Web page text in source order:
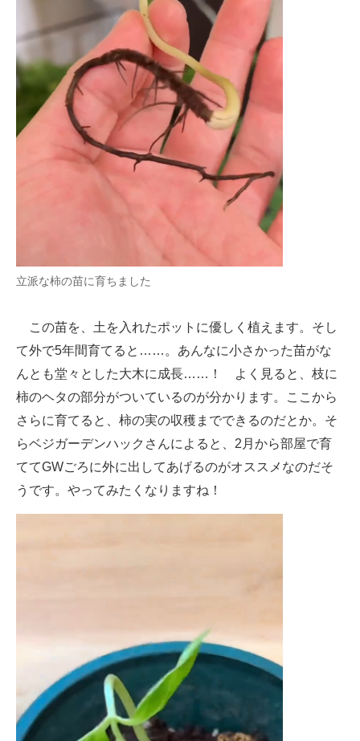
立派な柿の苗に育ちました
この苗を、土を入れたポットに優しく植えます。そし
て外で5年間育てると……。あんなに小さかった苗がな
んとも堂々とした大木に成長……！ よく見ると、枝に
柿のヘタの部分がついているのが分かります。ここから
さらに育てると、柿の実の収穫までできるのだとか。そ
らベジガーデンハックさんによると、2月から部屋で育
ててGWごろに外に出してあげるのがオススメなのだそ
うです。やってみたくなりますね！